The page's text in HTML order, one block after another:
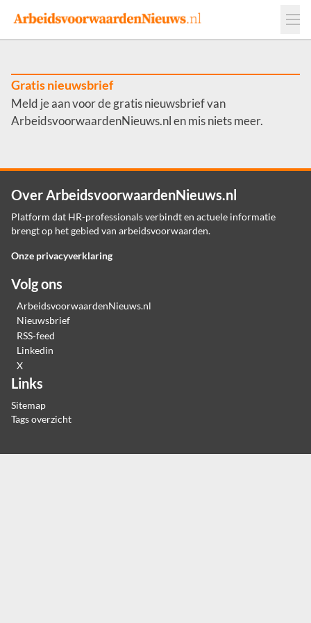
Events
Adverteren
Werkgevers
Contact
Gratis nieuwsbrief
Meld je aan voor de gratis nieuwsbrief van
ArbeidsvoorwaardenNieuws.nl en mis niets meer.
Over ArbeidsvoorwaardenNieuws.nl
Platform dat HR-professionals verbindt en actuele informatie
brengt op het gebied van arbeidsvoorwaarden.
Onze privacyverklaring
Volg ons
ArbeidsvoorwaardenNieuws.nl
Nieuwsbrief
RSS-feed
Linkedin
X
Links
Sitemap
Tags overzicht